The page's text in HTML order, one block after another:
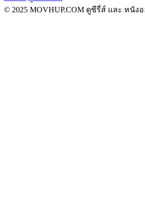
© 2025 MOVHUP.COM ดูซีรี่ส์ และ หนัง